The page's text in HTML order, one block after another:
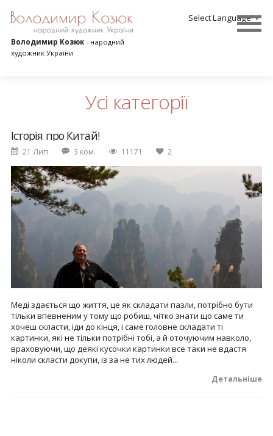
Select Language▼
Володимир Козюк- народний
художник України
Усі категорії
Історія про Китай!
21 Лип 3 ком. 11171 2
Меді здається що життя, це як складати пазли, потрібно бути
тільки впевненим у тому що робиш, чітко знати що саме ти
хочеш скласти, іди до кінця, і саме головне складати ті
картинки, які не тільки потрібні тобі, а й оточуючим навколо,
враховуючи, що деякі кусочки картинки все таки не вдастя
ніколи скласти докупи, із за не тих людей...
Детальніше